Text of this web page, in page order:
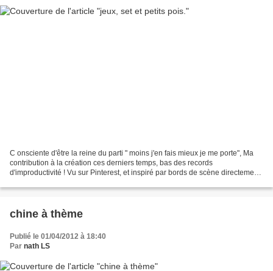
C onsciente d'être la reine du parti " moins j'en fais mieux je me porte", Ma
contribution à la création ces derniers temps, bas des records
d'improductivité ! Vu sur Pinterest, et inspiré par bords de scène directement,
chine à thème
Publié le 01/04/2012 à 18:40
Par nath LS